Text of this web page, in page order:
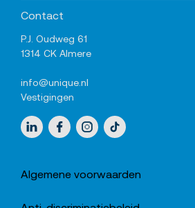
Contact
P.J. Oudweg 61
1314 CK Almere
info@unique.nl
Vestigingen
Sociale media
LinkedInFacebookInstagram
TikTok
Algemene voorwaarden